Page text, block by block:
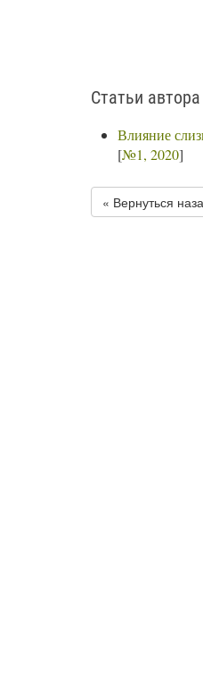
Статьи
Влияние
[№1, 2020]
« Вернуться